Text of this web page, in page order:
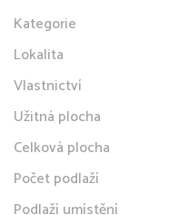
Kategorie
Lokalita
Vlastnictví
Užitná plocha
Celková plocha
Počet podlaží
Podlaží umístění